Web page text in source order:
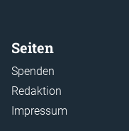
Seiten
Spenden
Redaktion
Impressum